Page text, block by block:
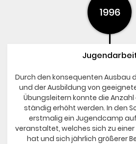
1996
Durch den konsequenten Ausbau
und der Ausbildung von
Übungsleitern konnte die
ständig erhöht werden. In den
erstmalig ein Jugendcamp
veranstaltet, welches sich zu
hat und sich jährlich größerer